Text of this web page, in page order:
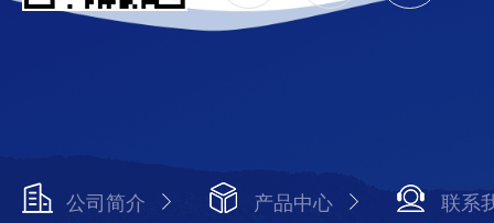
公司简介 产品中心 联系